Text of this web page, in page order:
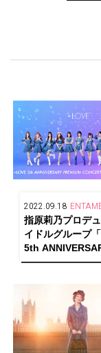
2022.09.18
指原莉乃プロデ
イドルグループ
5th
PREMIUM